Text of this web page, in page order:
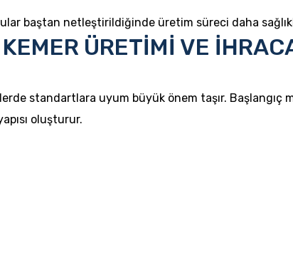
baştan netleştirildiğinde üretim süreci daha
ÜRETİMİ VE
standartlara uyum büyük önem taşır. Başlangıç
oluşturur.